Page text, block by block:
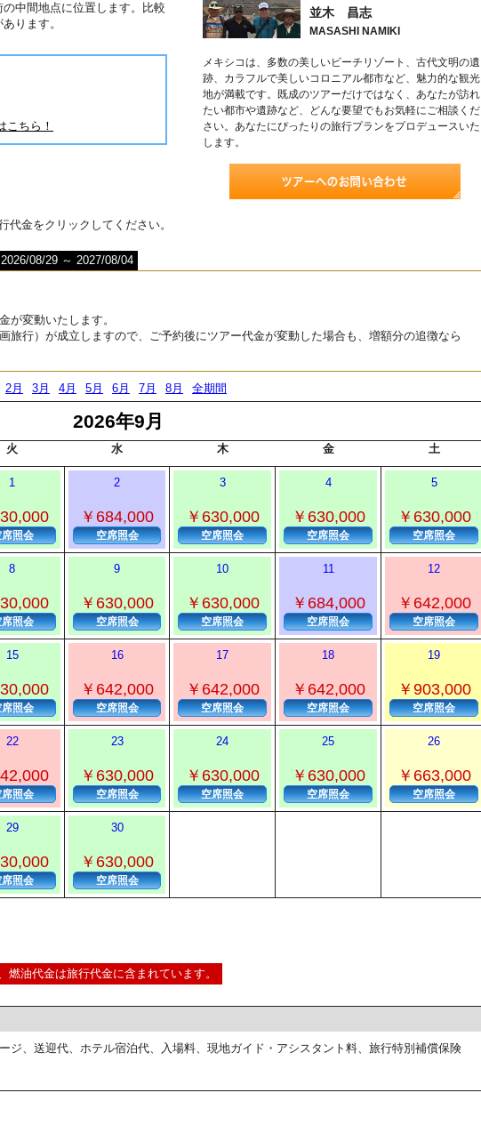
中間地点に位置します。比較
ります。
ちら！
並木 昌志
MASASHI NAMIKI
メキシコは、多数の美しいビーチリゾート、古代文明の遺
跡、カラフルで美しいコロニアル都市など、魅力的な観光
地が満載です。既成のツアーだけではなく、あなたが訪れ
たい都市や遺跡など、どんな要望でもお気軽にご相談くだ
さい。あなたにぴったりの旅行プランをプロデュースいた
します。
代金をクリックしてください。
08/29 ～ 2027/08/04
が変動いたします。
旅行）が成立しますので、ご予約後にツアー代金が変動した場合も、増額分の追徴なら
2月 3月 4月 5月 6月 7月 8月 全期間
2026年9月
火 水 木 金 土
1
照会
2
￥684,000
空席照会
3
￥630,000
空席照会
4
￥630,000
空席照会
5
￥630,000
空席照会
8
照会
9
￥630,000
空席照会
10
￥630,000
空席照会
11
￥684,000
空席照会
12
￥642,000
空席照会
15
照会
16
￥642,000
空席照会
17
￥642,000
空席照会
18
￥642,000
空席照会
19
￥903,000
空席照会
22
照会
23
￥630,000
空席照会
24
￥630,000
空席照会
25
￥630,000
空席照会
26
￥663,000
空席照会
29
照会
30
￥630,000
空席照会
油代金は旅行代金に含まれています。
ジ、送迎代、ホテル宿泊代、入場料、現地ガイド・アシスタント料、旅行特別補償保険